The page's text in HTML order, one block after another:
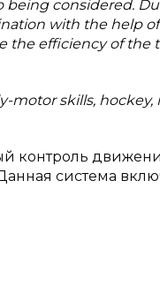
being considered.
with the help of
the efficiency of the
motor skills, hockey,
контроль
система